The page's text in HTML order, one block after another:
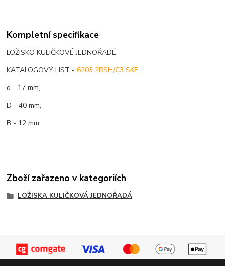
Kompletní specifikace
LOŽISKO KULIČKOVÉ JEDNOŘADÉ
KATALOGOVÝ LIST -6203 2RSH/C3 SKF
d - 17 mm,
D - 40 mm,
B - 12 mm.
Zboží zařazeno v kategoriích
LOŽISKA KULIČKOVÁ JEDNOŘADÁ